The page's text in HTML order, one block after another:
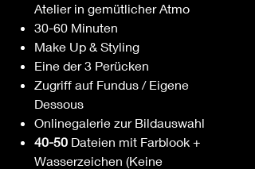
Atelier in gemütlicher Atmo
30-60 Minuten
Make Up & Styling
Eine der 3 Perücken
Zugriff auf Fundus / Eigene
Dessous
Onlinegalerie zur Bildauswahl
40-50 Dateien mit Farblook +
Wasserzeichen (Keine